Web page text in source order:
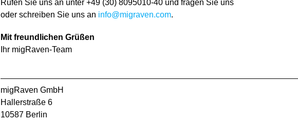
Rufen Sie uns an unter +49 (30) 8095010-40 und fragen Sie uns
oder schreiben Sie uns an info@migraven.com.
Mit freundlichen Grüßen
Ihr migRaven-Team
migRaven GmbH
Hallerstraße 6
10587 Berlin